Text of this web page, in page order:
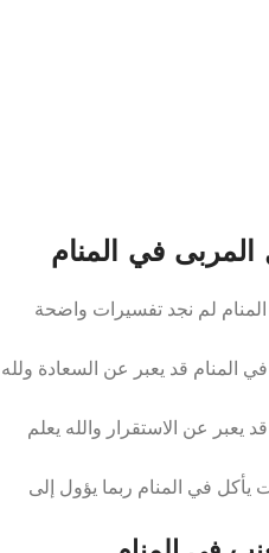
في المنام
لم نجد تفسيرات واضحة
المنام قد يعبر عن السعادة ولله
يعبر عن الاستقرار والله يعلم
يأكل في المنام ربما يؤول إلى